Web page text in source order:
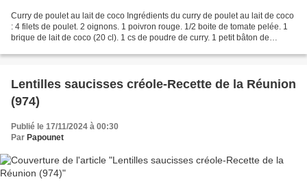
Curry de poulet au lait de coco Ingrédients du curry de poulet au lait de coco
: 4 filets de poulet. 2 oignons. 1 poivron rouge. 1/2 boite de tomate pelée. 1
brique de lait de coco (20 cl). 1 cs de poudre de curry. 1 petit bâton de
Lentilles saucisses créole-Recette de la Réunion
(974)
Publié le 17/11/2024 à 00:30
Par Papounet